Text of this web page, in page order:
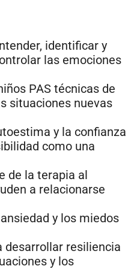
identificar y
las emociones
PAS técnicas de
situaciones nuevas
y la confianza
como una
de la terapia al
a relacionarse
y los miedos
desarrollar resiliencia
y los